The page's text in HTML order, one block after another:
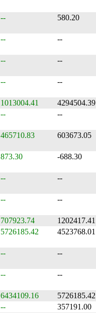
-- 580.20
-- --
-- --
-- --
1013004.41
4294504.39
-- --
465710.83 603673.05
873.30 -688.30
-- --
-- --
707923.74
1202417.41
5726185.42 4523768.01
-- --
-- --
6434109.16
5726185.42
--
357191.00